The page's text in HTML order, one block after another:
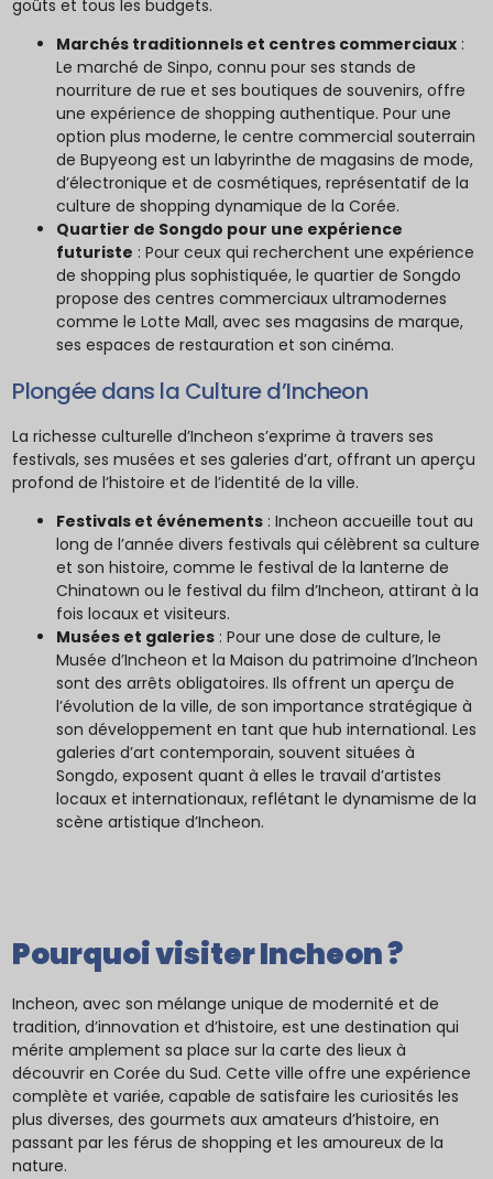
goûts et tous les budgets.
Marchés traditionnels et centres commerciaux :
Le marché de Sinpo, connu pour ses stands de
nourriture de rue et ses boutiques de souvenirs, offre
une expérience de shopping authentique. Pour une
option plus moderne, le centre commercial souterrain
de Bupyeong est un labyrinthe de magasins de mode,
d’électronique et de cosmétiques, représentatif de la
culture de shopping dynamique de la Corée.
Quartier de Songdo pour une expérience
futuriste : Pour ceux qui recherchent une expérience
de shopping plus sophistiquée, le quartier de Songdo
propose des centres commerciaux ultramodernes
comme le Lotte Mall, avec ses magasins de marque,
ses espaces de restauration et son cinéma.
Plongée dans la Culture d’Incheon
La richesse culturelle d’Incheon s’exprime à travers ses
festivals, ses musées et ses galeries d’art, offrant un aperçu
profond de l’histoire et de l’identité de la ville.
Festivals et événements : Incheon accueille tout au
long de l’année divers festivals qui célèbrent sa culture
et son histoire, comme le festival de la lanterne de
Chinatown ou le festival du film d’Incheon, attirant à la
fois locaux et visiteurs.
Musées et galeries : Pour une dose de culture, le
Musée d’Incheon et la Maison du patrimoine d’Incheon
sont des arrêts obligatoires. Ils offrent un aperçu de
l’évolution de la ville, de son importance stratégique à
son développement en tant que hub international. Les
galeries d’art contemporain, souvent situées à
Songdo, exposent quant à elles le travail d’artistes
locaux et internationaux, reflétant le dynamisme de la
scène artistique d’Incheon.
Pourquoi visiter Incheon ?
Incheon, avec son mélange unique de modernité et de
tradition, d’innovation et d’histoire, est une destination qui
mérite amplement sa place sur la carte des lieux à
découvrir en Corée du Sud. Cette ville offre une expérience
complète et variée, capable de satisfaire les curiosités les
plus diverses, des gourmets aux amateurs d’histoire, en
passant par les férus de shopping et les amoureux de la
nature.